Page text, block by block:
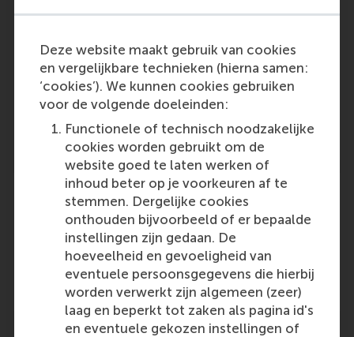
Deze website maakt gebruik van cookies
en vergelijkbare technieken (hierna samen:
‘cookies’). We kunnen cookies gebruiken
voor de volgende doeleinden:
Functionele of technisch noodzakelijke
cookies worden gebruikt om de
website goed te laten werken of
inhoud beter op je voorkeuren af te
stemmen. Dergelijke cookies
onthouden bijvoorbeeld of er bepaalde
instellingen zijn gedaan. De
hoeveelheid en gevoeligheid van
eventuele persoonsgegevens die hierbij
worden verwerkt zijn algemeen (zeer)
laag en beperkt tot zaken als pagina id's
en eventuele gekozen instellingen of
Participants
Nifterik, G. van
Role: General
Reference type: Journalist
Media Outlets
IBM Systems Journal(Unknown)